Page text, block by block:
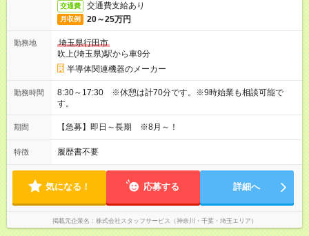
交通費 交通費支給あり
月収例 20～25万円
勤務地
埼玉県行田市
吹上(埼玉県)駅から車9分
半導体関連機器のメーカー
勤務時間
8:30～17:30 ※休憩は計70分です。※9時始業も相談可能で
す。
期間 【急募】即日～長期 ※8月～！
特徴 履歴書不要
気になる！ 応募する 詳細へ
掲載元企業名 株式会社スタッフサービス（神奈川・千葉・埼玉エリア）